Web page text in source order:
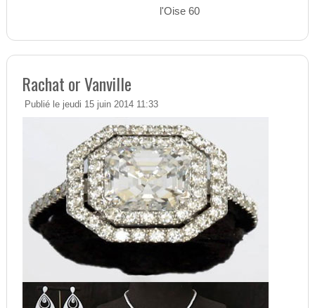
l'Oise 60
Rachat or Vanville
Publié le jeudi 15 juin 2014 11:33